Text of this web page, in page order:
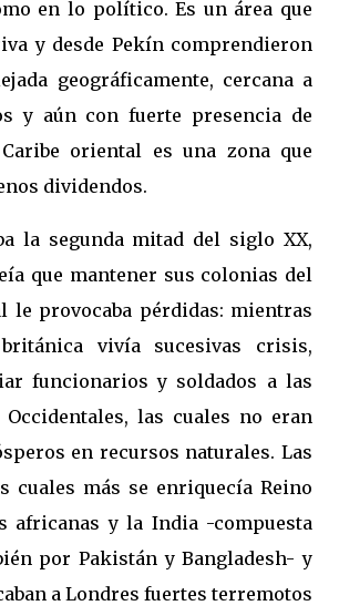
en lo político. Es un área que
y desde Pekín comprendieron
geográficamente, cercana a
y aún con fuerte presencia de
oriental es una zona que
dividendos.
la segunda mitad del siglo XX,
que mantener sus colonias del
le provocaba pérdidas: mientras
vivía sucesivas crisis,
funcionarios y soldados a las
las cuales no eran
en recursos naturales. Las
cuales más se enriquecía Reino
africanas y la India -compuesta
por Pakistán y Bangladesh- y
a Londres fuertes terremotos